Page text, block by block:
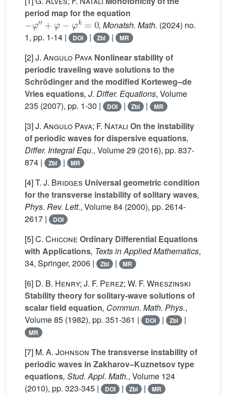
period map for the equation
-φ′′+φ-φk=0
, Monatsh. Math. (2024) no.
1, pp. 1-14 |
DOI | Zbl | MR
[2]J. Angulo Pava Nonlinear stability of
periodic traveling wave solutions to the
Schrödinger and the modified Korteweg–de
Vries equations, J. Differ. Equations, Volume
235 (2007), pp. 1-30 | DOI | Zbl | MR
[3]J. Angulo Pava; F. Natali On the instability
of periodic waves for dispersive equations,
Differ. Integral Equ., Volume 29 (2016), pp. 837-
874 |
Zbl | MR
[4]T. J. Bridges Universal geometric condition
for the transverse instability of solitary waves,
Phys. Rev. Lett., Volume 84 (2000), pp. 2614-
2617 |
DOI
[5]C. Chicone Ordinary Differential Equations
with Applications, Texts in Applied Mathematics,
34, Springer, 2006 | Zbl | MR
[6] D. B. Henry; J. F. Perez; W. F. Wreszinski
Stability theory for solitary-wave solutions of
scalar field equation, Commun. Math. Phys.,
Volume 85 (1982), pp. 351-361 | DOI | Zbl |
MR
[7] M. A. Johnson The transverse instability of
periodic waves in Zakharov–Kuznetsov type
equations, Stud. Appl. Math., Volume 124
(2010), pp. 323-345 |
DOI | Zbl | MR